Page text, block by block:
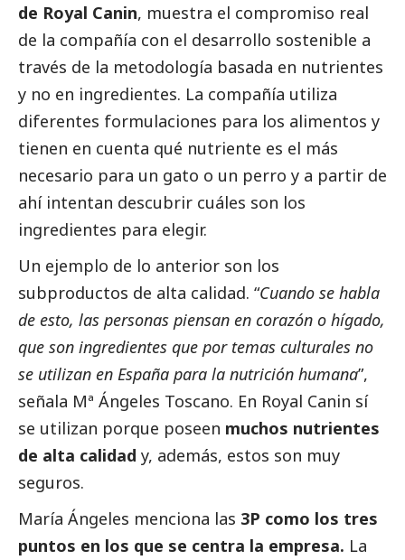
de Royal Canin, muestra el compromiso real
de la compañía con el desarrollo sostenible a
través de la metodología basada en nutrientes
y no en ingredientes. La compañía utiliza
diferentes formulaciones para los alimentos y
tienen en cuenta qué nutriente es el más
necesario para un gato o un perro y a partir de
ahí intentan descubrir cuáles son los
ingredientes para elegir.
Un ejemplo de lo anterior son los
subproductos de alta calidad. “Cuando se habla
de esto, las personas piensan en corazón o hígado,
que son ingredientes que por temas culturales no
se utilizan en España para la nutrición humana”,
señala Mª Ángeles Toscano. En Royal Canin sí
se utilizan porque poseen muchos nutrientes
de alta calidad y, además, estos son muy
seguros.
María Ángeles menciona las 3P como los tres
puntos en los que se centra la empresa. La